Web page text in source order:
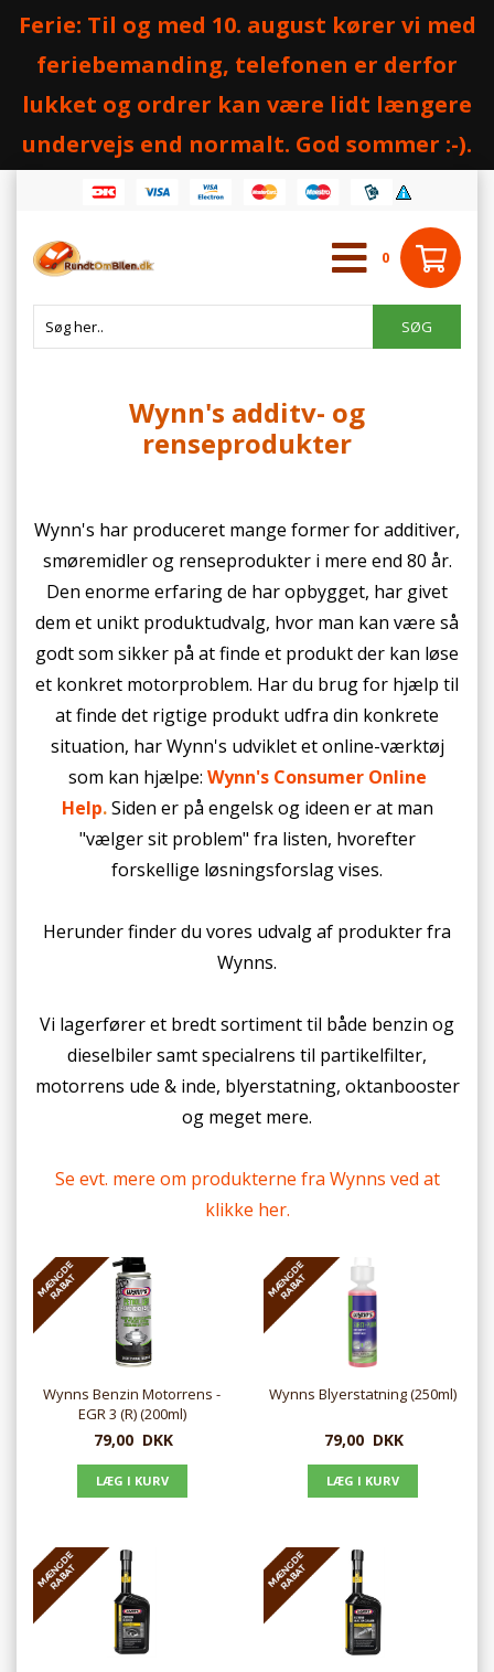
Ferie: Til og med 10. august kører vi med
feriebemanding, telefonen er derfor
lukket og ordrer kan være lidt længere
undervejs end normalt. God sommer :-).
0
Wynn's additv- og
renseprodukter
Wynn's har produceret mange former for additiver,
smøremidler og renseprodukter i mere end 80 år.
Den enorme erfaring de har opbygget, har givet
dem et unikt produktudvalg, hvor man kan være så
godt som sikker på at finde et produkt der kan løse
et konkret motorproblem. Har du brug for hjælp til
at finde det rigtige produkt udfra din konkrete
situation, har Wynn's udviklet et online-værktøj
som kan hjælpe: Wynn's Consumer Online
Help.Siden er på engelsk og ideen er at man
"vælger sit problem" fra listen, hvorefter
forskellige løsningsforslag vises.
Herunder finder du vores udvalg af produkter fra
Wynns.
Vi lagerfører et bredt sortiment til både benzin og
dieselbiler samt specialrens til partikelfilter,
motorrens ude & inde, blyerstatning, oktanbooster
og meget mere.
Se evt. mere om produkterne fra Wynns ved at
klikke her.
Wynns Benzin Motorrens -
EGR 3 (R) (200ml)
79,00 DKK
Wynns Blyerstatning (250ml)
79,00 DKK